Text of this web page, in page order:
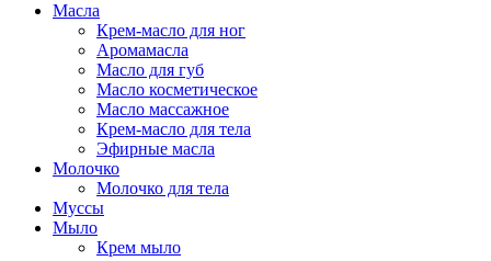
Масла
Крем-масло для ног
Аромамасла
Масло для губ
Масло косметическое
Масло массажное
Крем-масло для тела
Эфирные масла
Молочко
Молочко для тела
Муссы
Мыло
Крем мыло